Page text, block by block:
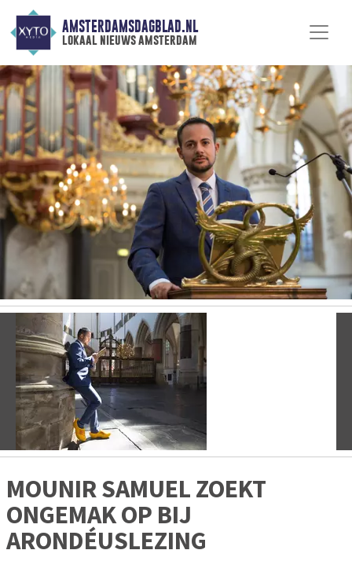
AMSTERDAMSDAGBLAD.NL
lokaal nieuws amsterdam
Vorige
MOUNIR SAMUEL ZOEKT
ONGEMAK OP BIJ
ARONDÉUSLEZING